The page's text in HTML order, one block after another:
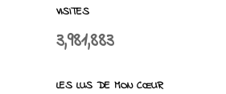
VISITES
3,981,883
LES LUS DE MON CŒUR